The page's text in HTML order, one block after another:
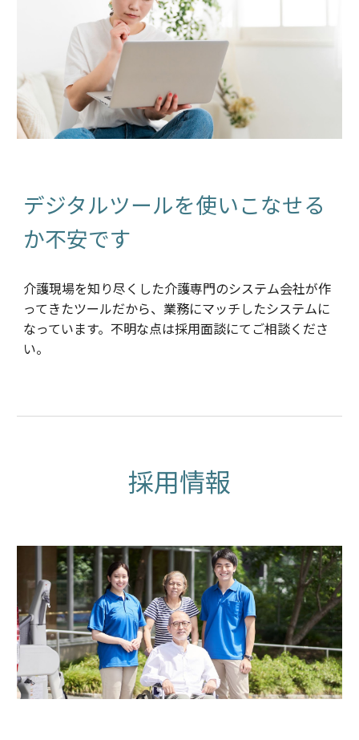
デジタルツールを使いこなせる
か不安です
介護現場を知り尽くした介護専門のシステム会社が作
ってきたツールだから、業務にマッチしたシステムに
なっています。不明な点は採用面談にてご相談くださ
い。
採用情報